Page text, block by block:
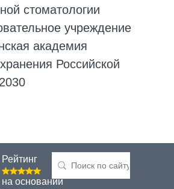
стоматологии
учреждение
академия
Российской
Рейтинг
на основании